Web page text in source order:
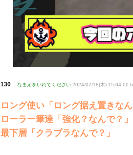
130 : なまえをいれてください 2024/07/18(木)
ロング使い「ロング据え置きなん
ローラー筆達「強化？なんで？」
最下層「クラブラなんで？」